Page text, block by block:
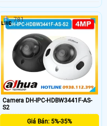
Camera DH-IPC-HDBW3441F-AS-
S2
Giá Bán: 5%-35%
781